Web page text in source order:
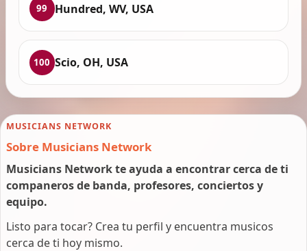
99 Hundred, WV, USA
100 Scio, OH, USA
MUSICIANS NETWORK
Sobre Musicians Network
Musicians Network te ayuda a encontrar cerca de ti
companeros de banda, profesores, conciertos y
equipo.
Listo para tocar? Crea tu perfil y encuentra musicos
cerca de ti hoy mismo.